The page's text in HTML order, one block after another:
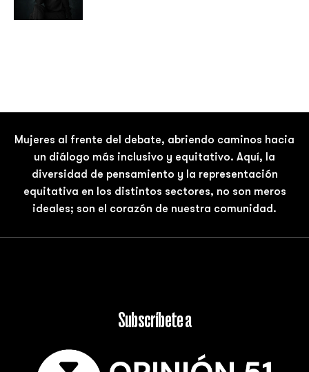
Mujeres al frente del debate, abriendo caminos hacia
un diálogo más inclusivo y equitativo. Aquí, la
diversidad de pensamiento y la representación
equitativa en los distintos sectores, no son meros
ideales; son el corazón de nuestra comunidad.
Subscríbete a